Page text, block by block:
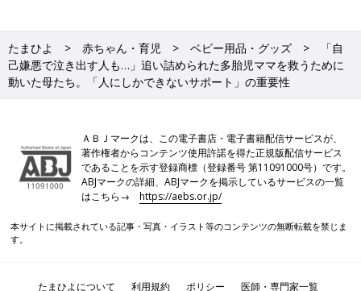
たまひよ 赤ちゃん・育児 ベビー用品・グッズ
「自
己嫌悪で泣き出す人も…」追い詰められた多胎児ママを救うために
動いた母たち。「人にしかできないサポート」の重要性
ＡＢＪマークは、この電子書店・電子書籍配信サービスが、
著作権者からコンテンツ使用許諾を得た正規版配信サービス
であることを示す登録商標（登録番号 第11091000号）です。
ABJマークの詳細、ABJマークを掲示しているサービスの一覧
はこちら→https://aebs.or.jp/
本サイトに掲載されている記事・写真・イラスト等のコンテンツの無断転載を禁じま
す。
たまひよについて 利用規約 ポリシー 医師・専門家一覧